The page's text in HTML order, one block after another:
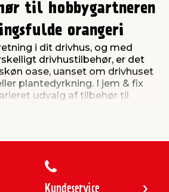
til hobbygartneren
orangeri
i dit drivhus, og med
drivhustilbehør, er det
oase, uanset om drivhuset
plantedyrkning. I jem & fix
udvalg af tilbehør til
kvadratmeter optimalt.
de bedste
plantespiraler
samt andre
Kundeservice